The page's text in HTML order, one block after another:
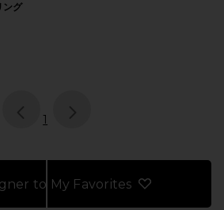
ング
page
1
to My Favorites